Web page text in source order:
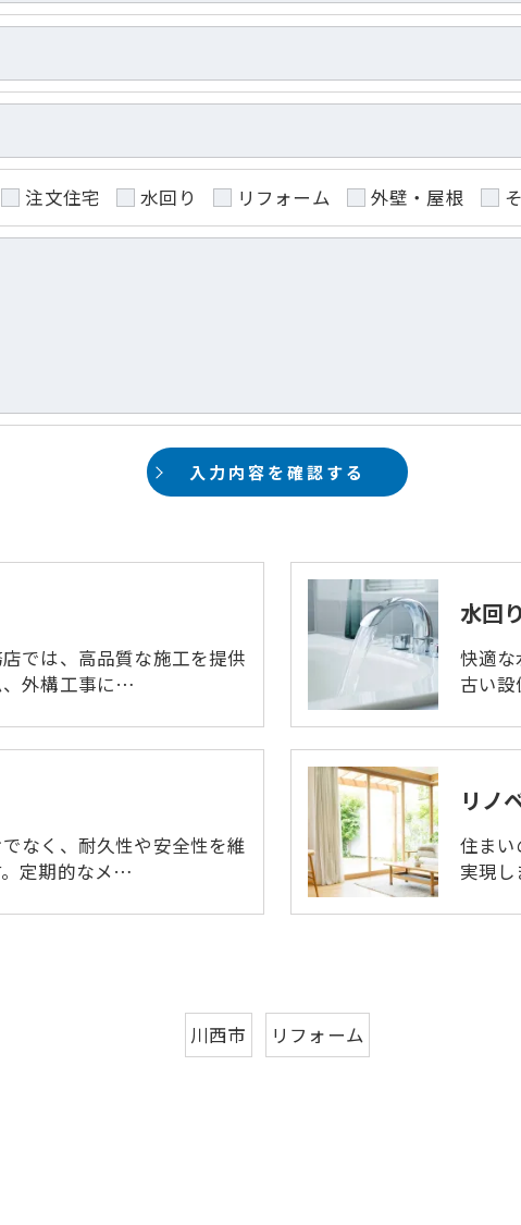
おいて、個人情報を外部に委託する場合があります。
約等の措置をとり、適切な監督を行います。
よう、適切に安全管理対策を実施します。
果＞
手続について＞
体的手続きにつきましては、お電話でお問合せ下さい。
注文住宅 水回り リフォーム 外壁・屋根
では、高品質な施工を提供
、外構工事に…
水回
快適
古い
なく、耐久性や安全性を維
定期的なメ…
リノ
住ま
実現
川西市 リフォーム